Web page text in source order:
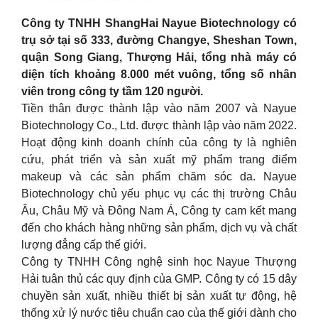
Công ty TNHH ShangHai Nayue Biotechnology có
trụ sở tại số 333, đường Changye, Sheshan Town,
quận Song Giang, Thượng Hải, tổng nhà máy có
diện tích khoảng 8.000 mét vuông, tổng số nhân
viên trong công ty tầm 120 người.
Tiền thân được thành lập vào năm 2007 và Nayue
Biotechnology Co., Ltd. được thành lập vào năm 2022.
Hoạt động kinh doanh chính của công ty là nghiên
cứu, phát triển và sản xuất mỹ phẩm trang điểm
makeup và các sản phẩm chăm sóc da. Nayue
Biotechnology chủ yếu phục vụ các thị trường Châu
Âu, Châu Mỹ và Đông Nam Á, Công ty cam kết mang
đến cho khách hàng những sản phẩm, dịch vụ và chất
lượng đẳng cấp thế giới.
Công ty TNHH Công nghệ sinh học Nayue Thượng
Hải tuân thủ các quy định của GMP. Công ty có 15 dây
chuyền sản xuất, nhiều thiết bị sản xuất tự động, hệ
thống xử lý nước tiêu chuẩn cao của thế giới dành cho